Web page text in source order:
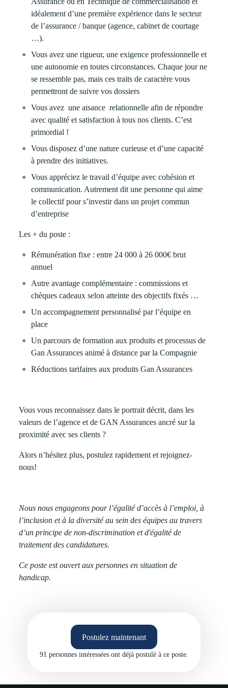
idéalement d’une première expérience dans le secteur
de l’assurance / banque (agence, cabinet de courtage
…).
Vous avez une rigueur, une exigence professionnelle et
une autonomie en toutes circonstances. Chaque jour ne
se ressemble pas, mais ces traits de caractère vous
permettront de suivre vos dossiers
Vous avez une aisance relationnelle afin de répondre
avec qualité et satisfaction à tous nos clients. C’est
primordial !
Vous disposez d’une nature curieuse et d’une capacité
à prendre des initiatives.
Vous appréciez le travail d’équipe avec cohésion et
communication. Autrement dit une personne qui aime
le collectif pour s’investir dans un projet commun
d’entreprise
Les + du poste :
Rémunération fixe : entre 24 000 à 26 000€ brut
annuel
Autre avantage complémentaire : commissions et
chèques cadeaux selon atteinte des objectifs fixés …
Un accompagnement personnalisé par l’équipe en
place
Un parcours de formation aux produits et processus de
Gan Assurances animé à distance par la Compagnie
Réductions tarifaires aux produits Gan Assurances
Vous vous reconnaissez dans le portrait décrit, dans les
valeurs de l’agence et de GAN Assurances ancré sur la
proximité avec ses clients ?
Alors n’hésitez plus, postulez rapidement et rejoignez-
nous!
Nous nous engageons pour l’égalité d’accès à l’emploi, à
l’inclusion et à la diversité au sein des équipes au travers
d’un principe de non-discrimination et d'égalité de
traitement des candidatures.
Ce poste est ouvert aux personnes en situation de
handicap.
Postulez maintenant
91 personnes intéressées ont déjà postulé à ce poste.